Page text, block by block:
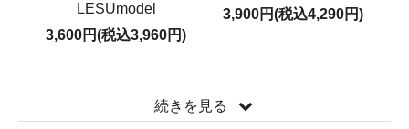
LESUmodel
3,600円(税込3,960円)
3,900円(税込4,290円)
続きを見る